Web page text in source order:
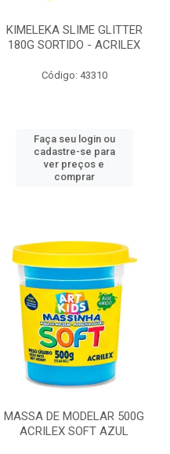
KIMELEKA SLIME GLITTER
180G SORTIDO - ACRILEX
Código: 43310
Faça seu login ou
cadastre-se para
ver preços e
comprar
MASSA DE MODELAR 500G
ACRILEX SOFT AZUL